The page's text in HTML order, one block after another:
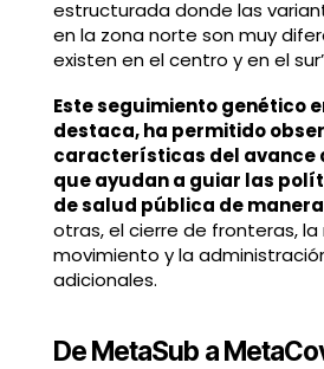
estructurada donde las
en la zona norte son muy
existen en el centro y en el
Este seguimiento genético
destaca, ha permitido
características del avance
que ayudan a guiar las
de salud pública de
otras, el cierre de fronteras,
movimiento y la
adicionales.
De MetaSub a